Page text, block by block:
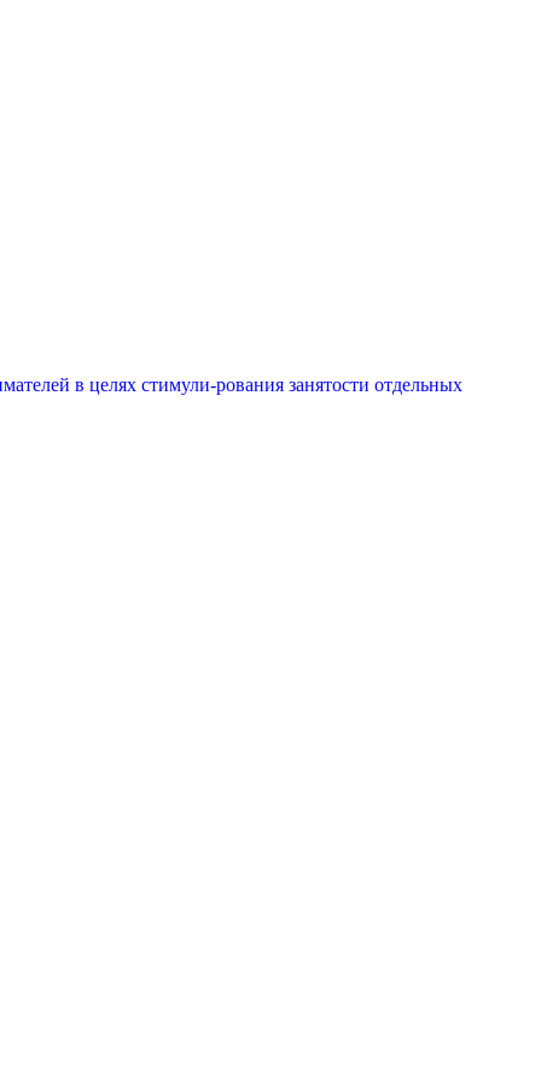
в целях стимули-рования занятости отдельных